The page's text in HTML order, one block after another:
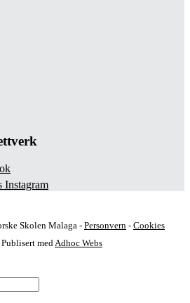
Instagram
Skolen Malaga - Personvern - Cookies
Publisert med Adhoc Webs